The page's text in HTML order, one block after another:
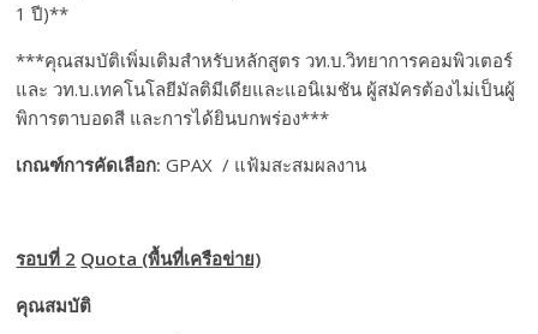
1 ปี)**
***คุณสมบัติเพิ่มเติมสำหรับหลักสูตร วท.บ.วิทยาการคอมพิวเตอร์
และ วท.บ.เทคโนโลยีมัลติมีเดียและแอนิเมชัน ผู้สมัครต้องไม่เป็นผู้
พิการตาบอดสี และการได้ยินบกพร่อง***
เกณฑ์การคัดเลือก: GPAX / แฟ้มสะสมผลงาน
รอบที่ 2 Quota (พื้นที่เครือข่าย)
คุณสมบัติ